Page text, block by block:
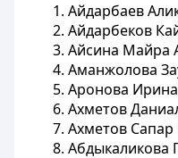
1. Айдарбаев
2. Айдарбеков
3. Айсина Майра
4. Аманжолова
5. Аронова
6. Ахметов
7. Ахметов
8. Абдыкаликова